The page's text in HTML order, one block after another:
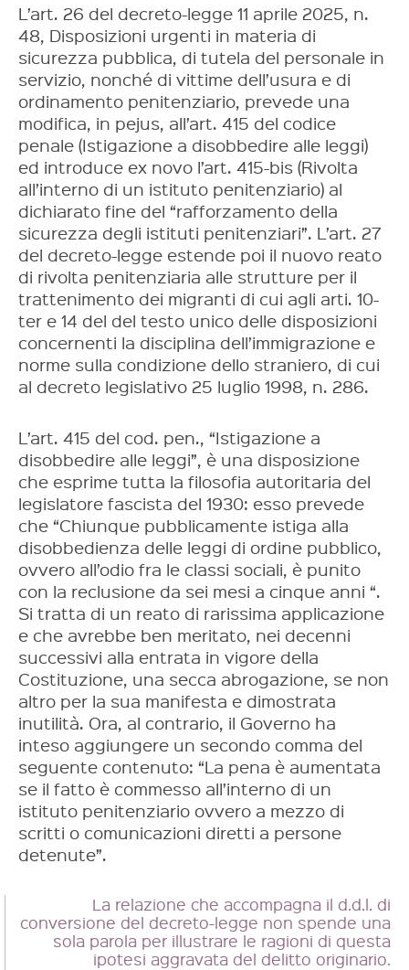
L’art. 26 del decreto-legge 11 aprile 2025, n.
48, Disposizioni urgenti in materia di
sicurezza pubblica, di tutela del personale in
servizio, nonché di vittime dell’usura e di
ordinamento penitenziario, prevede una
modifica, in pejus, all’art. 415 del codice
penale (Istigazione a disobbedire alle leggi)
ed introduce ex novo l’art. 415-bis (Rivolta
all’interno di un istituto penitenziario) al
dichiarato fine del “rafforzamento della
sicurezza degli istituti penitenziari”. L’art. 27
del decreto-legge estende poi il nuovo reato
di rivolta penitenziaria alle strutture per il
trattenimento dei migranti di cui agli arti. 10-
ter e 14 del del testo unico delle disposizioni
concernenti la disciplina dell’immigrazione e
norme sulla condizione dello straniero, di cui
al decreto legislativo 25 luglio 1998, n. 286.
L’art. 415 del cod. pen., “Istigazione a
disobbedire alle leggi”, è una disposizione
che esprime tutta la filosofia autoritaria del
legislatore fascista del 1930: esso prevede
che “Chiunque pubblicamente istiga alla
disobbedienza delle leggi di ordine pubblico,
ovvero all’odio fra le classi sociali, è punito
con la reclusione da sei mesi a cinque anni “.
Si tratta di un reato di rarissima applicazione
e che avrebbe ben meritato, nei decenni
successivi alla entrata in vigore della
Costituzione, una secca abrogazione, se non
altro per la sua manifesta e dimostrata
inutilità. Ora, al contrario, il Governo ha
inteso aggiungere un secondo comma del
seguente contenuto: “La pena è aumentata
se il fatto è commesso all’interno di un
istituto penitenziario ovvero a mezzo di
scritti o comunicazioni diretti a persone
detenute”.
La relazione che accompagna il d.d.l. di
conversione del decreto-legge non spende una
sola parola per illustrare le ragioni di questa
ipotesi aggravata del delitto originario.